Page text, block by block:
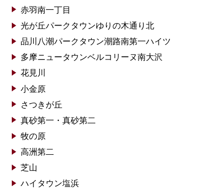
赤羽南一丁目
光が丘パークタウンゆりの木通り北
品川八潮パークタウン潮路南第一ハイツ
多摩ニュータウンベルコリーヌ南大沢
花見川
小金原
さつきが丘
真砂第一・真砂第二
牧の原
高洲第二
芝山
ハイタウン塩浜